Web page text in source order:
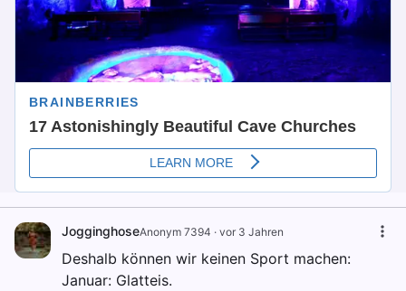
JogginghoseAnonym 7394 · vor 3 Jahren
Deshalb können wir keinen Sport machen:
Januar: Glatteis.